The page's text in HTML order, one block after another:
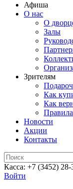
Афиша
О нас
О
Залы
Зрителям
Как
Как
Новости
Акции
Контакты
Касса: +7 (3452) 28-
Войти